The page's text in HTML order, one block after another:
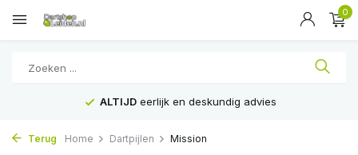
0
Voor16:00 besteld, isVANDAAGverstuurd
Terug Home Dartpijlen Mission